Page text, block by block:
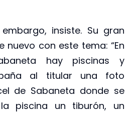
insiste. Su gran
nuevo con este tema: “En
hay piscinas y
al titular una foto
de Sabaneta donde se
piscina un tiburón, un